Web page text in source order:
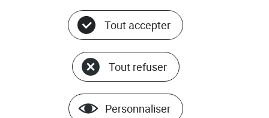
légendes
© ADEUPa
PLAN DU SITE
DONNÉES PERSONNELLES
GÉRER LES COOKIES
MENTIONS LÉGALES
Tout accepter
Tout refuser
Personnaliser